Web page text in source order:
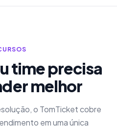
time precisa
melhor
o TomTicket cobre
em uma única